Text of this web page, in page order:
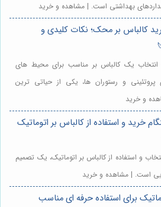
بهداشتی است. | مشاهده و خرید
کالباس بر محک؛ نکات کلیدی و
انتخاب یک کالباس بر مناسب برای محیط های
پروتئینی و رستوران ها، یکی از حیاتی ترین
و خرید
خرید و استفاده از کالباس بر اتوماتیک
و استفاده از کالباس بر اتوماتیک، یک تصمیم
است. | مشاهده و خرید
برای استفاده حرفه ای مناسب